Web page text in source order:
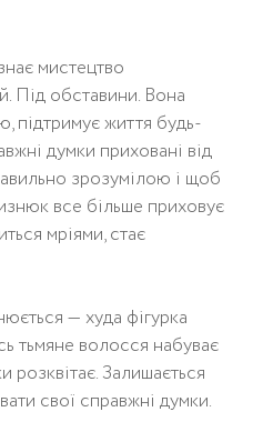
мистецтво
Під обставини. Вона
підтримує життя будь-
думки приховані від
зрозумілою і щоб
все більше приховує
мріями, стає
— худа фігурка
тьмяне волосся набуває
Залишається
свої справжні думки.